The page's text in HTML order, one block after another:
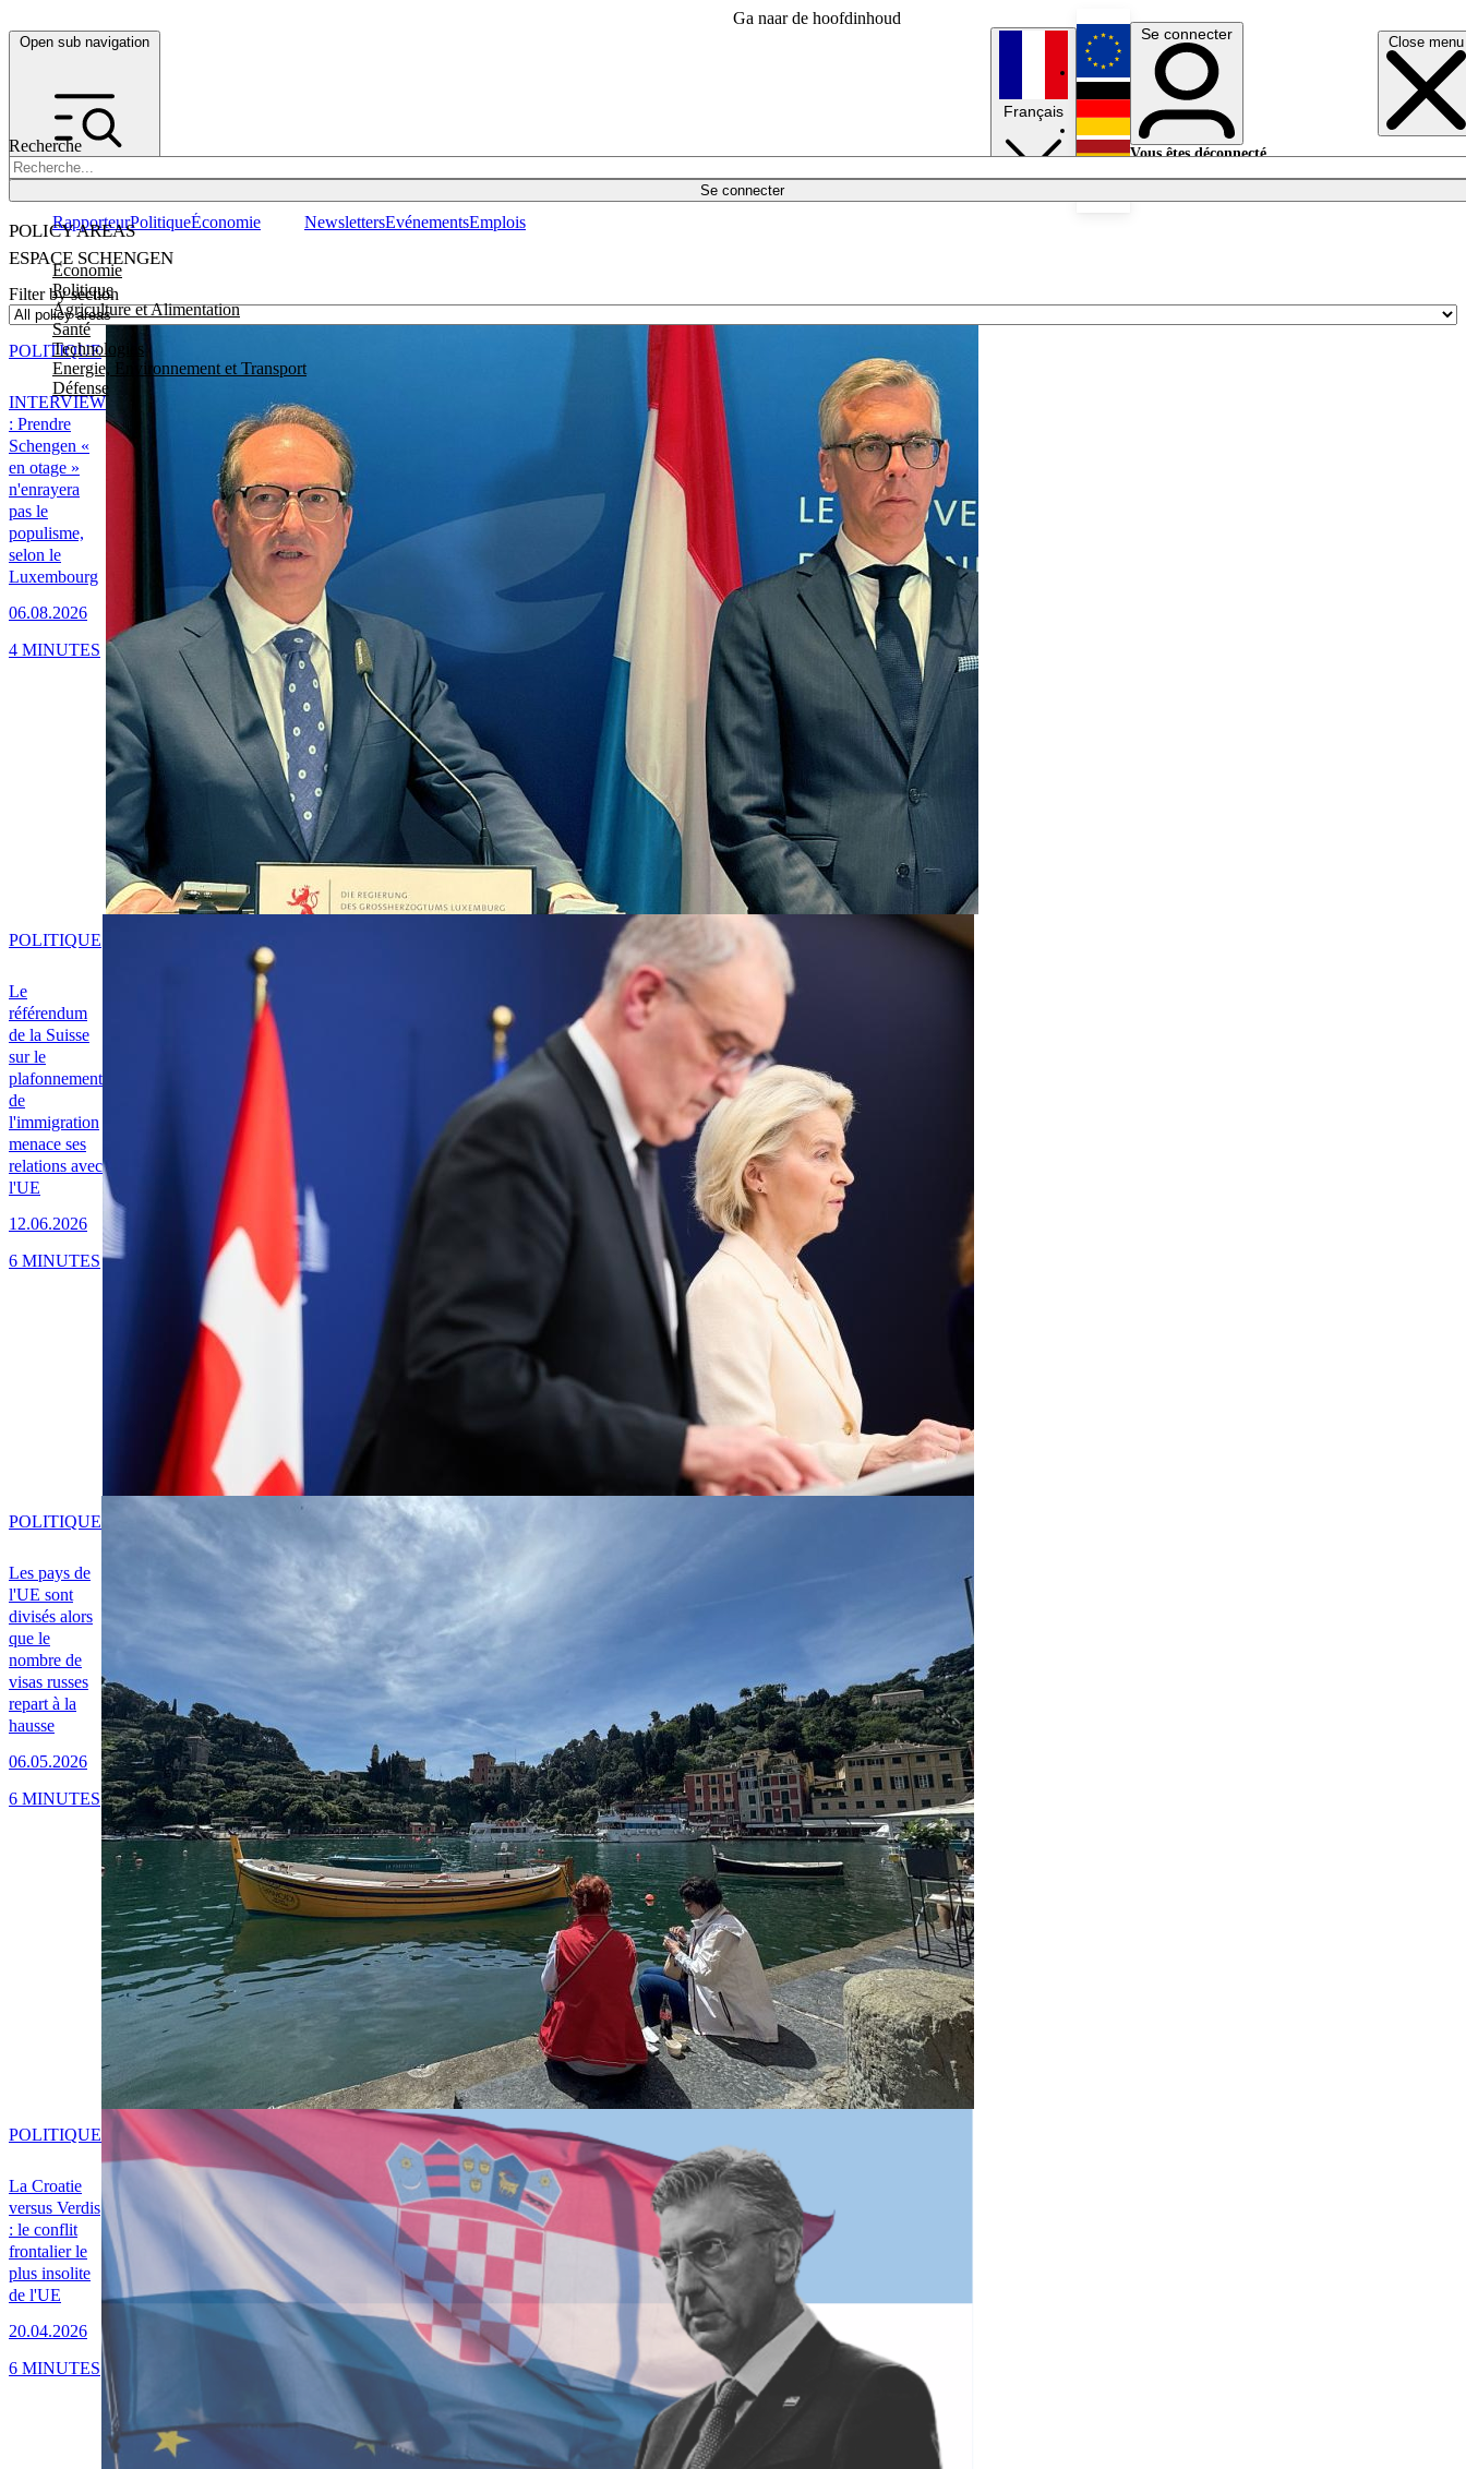
Ga naar de hoofdinhoud
Open sub navigation Close menu
Recherche
Se connecter
POLICY AREAS
Economie
Politique
Agriculture et Alimentation
Santé
Technologies
Energie, Environnement et Transport
Défense
RapporteurPolitiqueÉconomie NewslettersEvénementsEmplois
Français
English
Deutsch
Se connecter
Vous êtes déconnecté.
ESPACE SCHENGEN
Filter by section
INTERVIEW
: Prendre
Schengen «
en otage »
n'enrayera
pas le
populisme,
selon le
Luxembourg
06.08.2026
POLITIQUE
4 MINUTES
Le
référendum
de la Suisse
sur le
plafonnement
de
l'immigration
menace ses
relations avec
l'UE
12.06.2026
POLITIQUE
6 MINUTES
Les pays de
l'UE sont
divisés alors
que le
nombre de
visas russes
repart à la
hausse
06.05.2026
POLITIQUE
6 MINUTES
La Croatie
versus Verdis
: le conflit
frontalier le
plus insolite
de l'UE
20.04.2026
POLITIQUE
6 MINUTES